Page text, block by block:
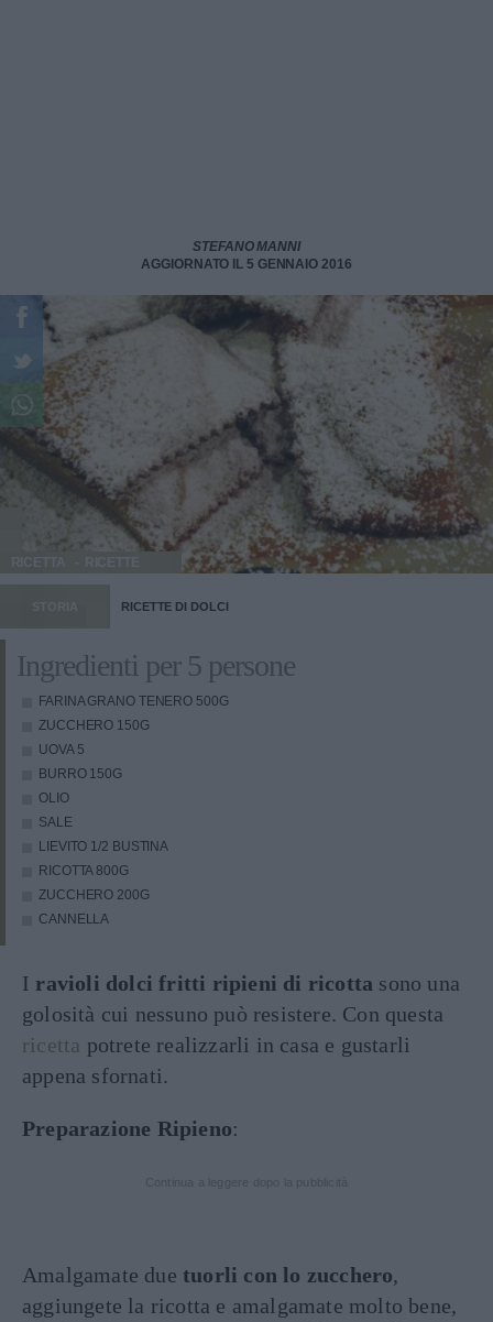
STEFANO MANNI
AGGIORNATO IL 5 GENNAIO 2016
RICETTA
STORIA RICETTE DI DOLCI
Ingredienti per 5 persone
FARINA GRANO TENERO 500G
ZUCCHERO 150G
UOVA 5
BURRO 150G
OLIO
SALE
LIEVITO 1/2 BUSTINA
RICOTTA 800G
ZUCCHERO 200G
CANNELLA
I ravioli dolci fritti ripieni di ricotta sono una
golosità cui nessuno può resistere. Con questa
ricetta potrete realizzarli in casa e gustarli
appena sfornati.
Preparazione Ripieno:
Amalgamate due tuorli con lo zucchero,
aggiungete la ricotta e amalgamate molto bene,